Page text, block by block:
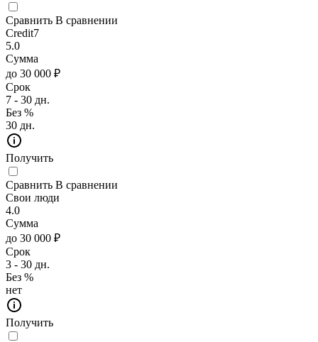
Сравнить В сравнении
Credit7
5.0
Сумма
до 30 000 ₽
Срок
7 - 30 дн.
Без %
30 дн.
Получить
Сравнить В сравнении
Свои люди
4.0
Сумма
до 30 000 ₽
Срок
3 - 30 дн.
Без %
нет
Получить